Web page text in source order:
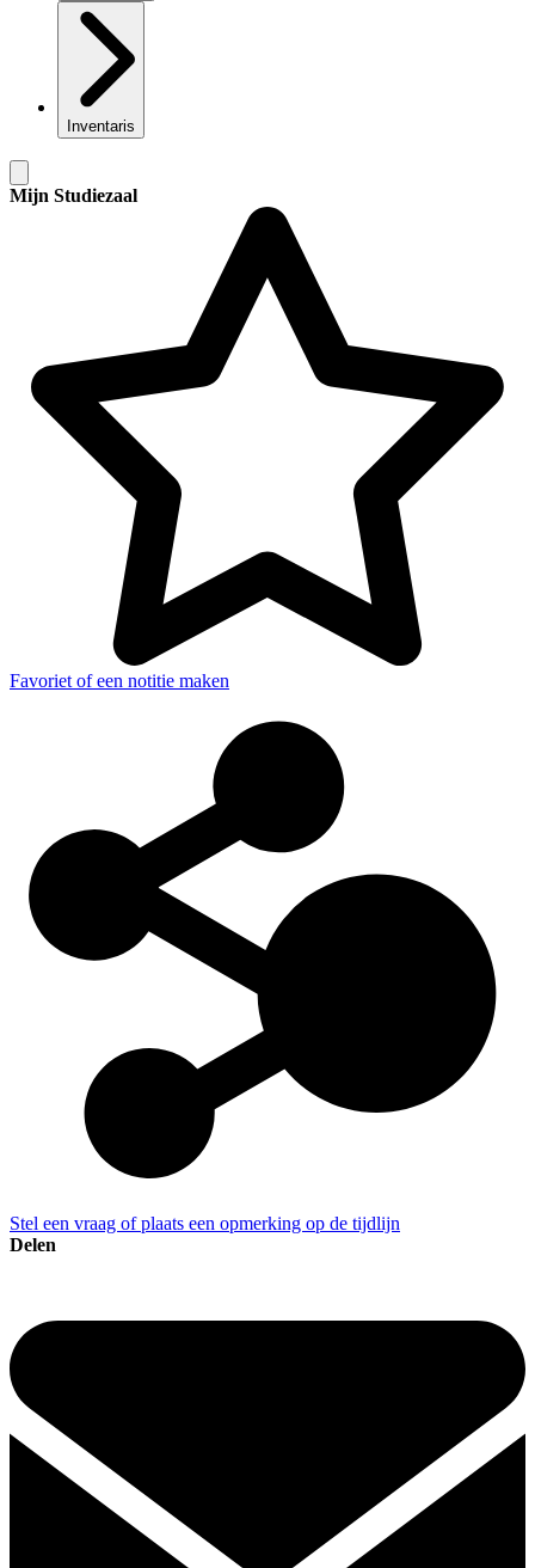
Inventaris
Mijn Studiezaal
Favoriet of een notitie maken
Stel een vraag of plaats een opmerking op de tijdlijn
Delen